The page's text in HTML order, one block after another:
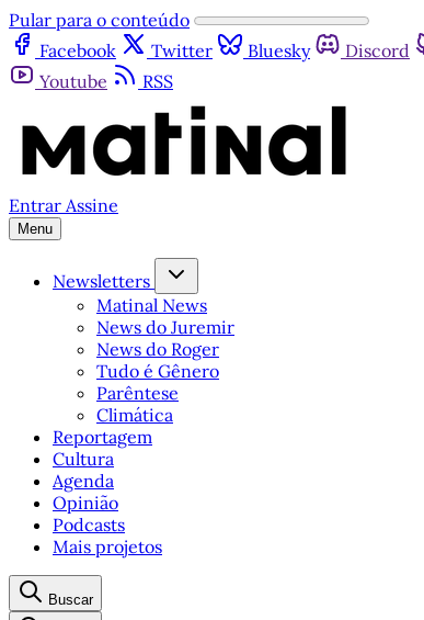
Pular para o conteúdo
Facebook
Twitter Bluesky Discord
Youtube
RSS
Entrar Assine
Menu
Newsletters
Matinal News
News do Juremir
News do Roger
Tudo é Gênero
Parêntese
Climática
Reportagem
Cultura
Agenda
Opinião
Podcasts
Mais projetos
Buscar